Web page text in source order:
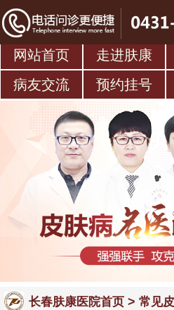
网站首页 走进肤康
病友交流
预约挂号
长春肤康医院首页> 常见